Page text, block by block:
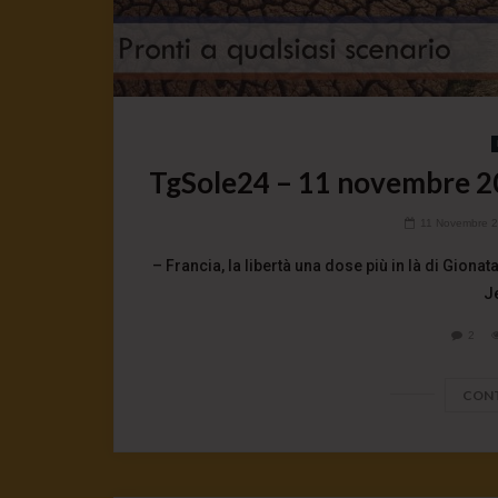
TgSole24 – 11 novembre
11 Novembre
– Francia, la libertà una dose più in là di